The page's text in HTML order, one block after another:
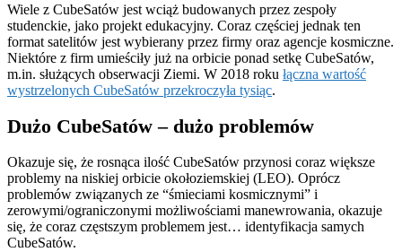
Wiele z CubeSatów jest wciąż budowanych przez zespoły
studenckie, jako projekt edukacyjny. Coraz częściej jednak ten
format satelitów jest wybierany przez firmy oraz agencje kosmiczne.
Niektóre z firm umieściły już na orbicie ponad setkę CubeSatów,
m.in. służących obserwacji Ziemi. W 2018 roku łączna wartość
wystrzelonych CubeSatów przekroczyła tysiąc.
Dużo CubeSatów – dużo problemów
Okazuje się, że rosnąca ilość CubeSatów przynosi coraz większe
problemy na niskiej orbicie okołoziemskiej (LEO). Oprócz
problemów związanych ze “śmieciami kosmicznymi” i
zerowymi/ograniczonymi możliwościami manewrowania, okazuje
się, że coraz częstszym problemem jest… identyfikacja samych
CubeSatów.